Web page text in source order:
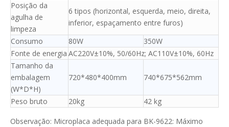
Posição da
agulha de
limpeza
6 tipos (horizontal, esquerda, meio, direita,
inferior, espaçamento entre furos)
Consumo
80W
350W
Fonte de energia AC220V±10%, 50/60Hz; AC110V±10%, 60Hz
Tamanho da
embalagem
(W*D*H)
720*480*400mm 740*675*562mm
Peso bruto 20kg 42 kg
Observação: Microplaca adequada para BK-9622: Máximo